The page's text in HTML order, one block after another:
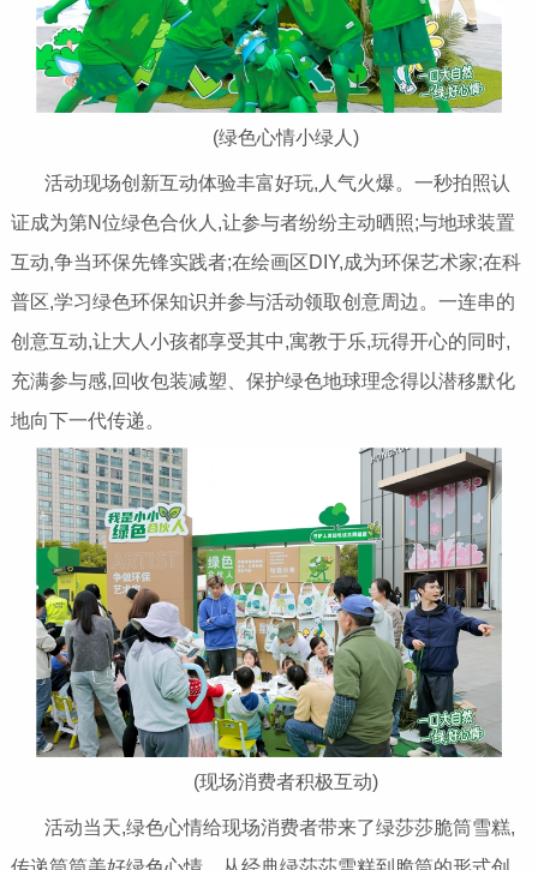
(绿色心情小绿人)
活动现场创新互动体验丰富好玩,人气火爆。一秒拍照认
证成为第N位绿色合伙人,让参与者纷纷主动晒照;与地球装置
互动,争当环保先锋实践者;在绘画区DIY,成为环保艺术家;在科
普区,学习绿色环保知识并参与活动领取创意周边。一连串的
创意互动,让大人小孩都享受其中,寓教于乐,玩得开心的同时,
充满参与感,回收包装减塑、保护绿色地球理念得以潜移默化
地向下一代传递。
(现场消费者积极互动)
活动当天,绿色心情给现场消费者带来了绿莎莎脆筒雪糕,